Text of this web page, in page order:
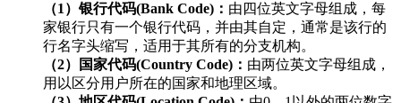
（1）银行代码(Bank Code)： 由四位英文字母组成，每
家银行只有一个银行代码，并由其自定，通常是该行的
行名字头缩写，适用于其所有的分支机构。
（2）国家代码(Country Code)： 由两位英文字母组成，
用以区分用户所在的国家和地理区域。